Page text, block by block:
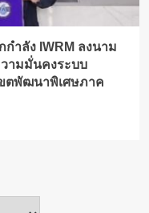
ำลัง IWRM ลงนาม
ามมั่นคงระบบ
ตพัฒนาพิเศษภาค